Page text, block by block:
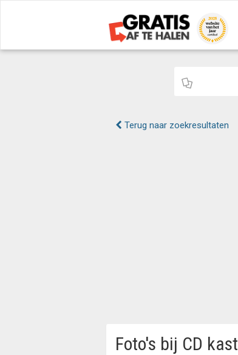
Terug naar zoekresultaten
Foto's bij CD kast